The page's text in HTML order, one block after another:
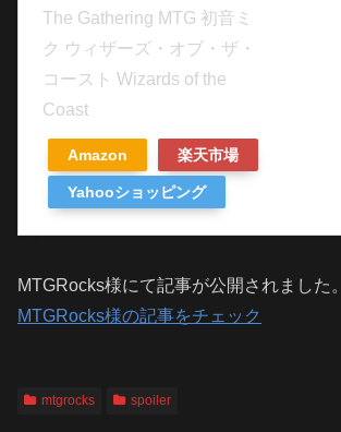
The Gathering MTG 初音ミ
ク ウィザーズ・オブ・ザ・
コースト Wizards of the
Coast
Amazon 楽天市場
Yahooショッピング
MTGRocks様にて記事が公開されました。
MTGRocks様の記事をチェック
mtgrocks spoiler